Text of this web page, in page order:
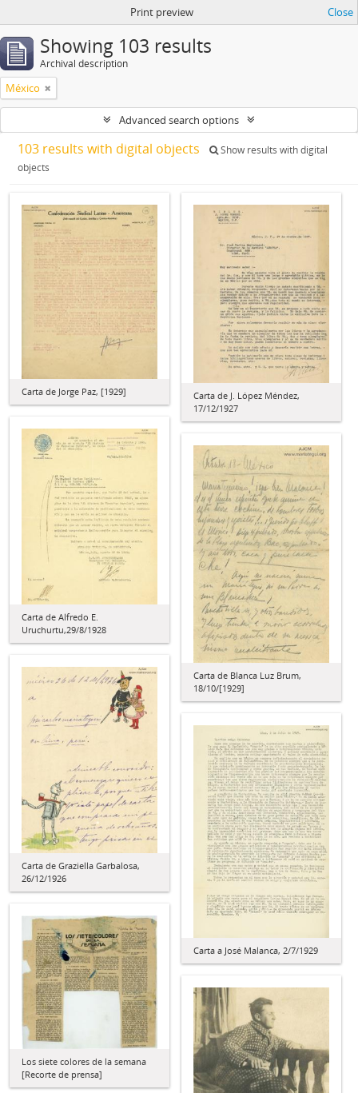
Print preview Close
Showing 103 results
Archival description
México
Advanced search options
103 results with digital objects
Show results with digital
objects
Carta de Jorge Paz, [1929]
Carta de J. López Méndez,
17/12/1927
Carta de Alfredo E.
Uruchurtu,29/8/1928
Carta de Blanca Luz Brum,
18/10/[1929]
Carta de Graziella Garbalosa,
26/12/1926
Carta a José Malanca, 2/7/1929
Los siete colores de la semana
[Recorte de prensa]